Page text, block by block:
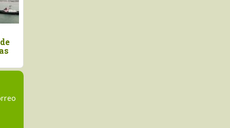
canela entera
millones en el
del año